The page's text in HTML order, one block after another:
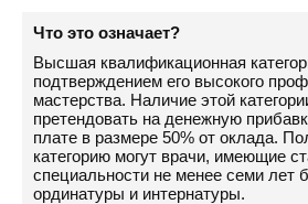
Что это означает?
Высшая квалификационная
подтверждением его высокого
мастерства. Наличие этой
претендовать на денежную
плате в размере 50% от оклада.
категорию могут врачи, имеющие
специальности не менее семи лет
ординатуры и интернатуры.